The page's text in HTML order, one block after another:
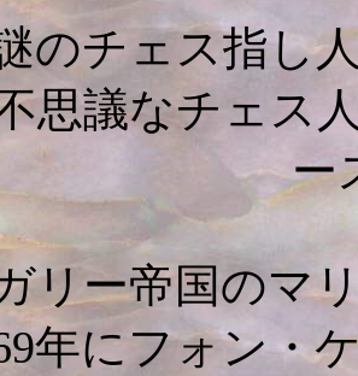
のチェス指し
思議なチェス
ー
リー帝国のマ
年にフォン・